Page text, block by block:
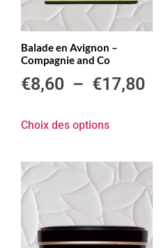
Balade en Avignon –
Compagnie and Co
€8,60 – €17,80
Choix des options